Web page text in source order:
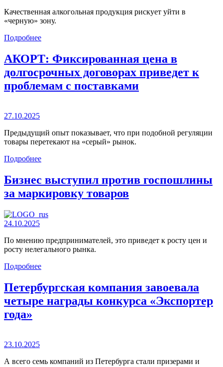
Качественная алкогольная продукция рискует уйти в
«черную» зону.
Подробнее
АКОРТ: Фиксированная цена в
долгосрочных договорах приведет к
проблемам с поставками
27.10.2025
Предыдущий опыт показывает, что при подобной регуляции
товары перетекают на «серый» рынок.
Подробнее
Бизнес выступил против госпошлины
за маркировку товаров
24.10.2025
По мнению предпринимателей, это приведет к росту цен и
росту нелегального рынка.
Подробнее
Петербургская компания завоевала
четыре награды конкурса «Экспортер
года»
23.10.2025
А всего семь компаний из Петербурга стали призерами и